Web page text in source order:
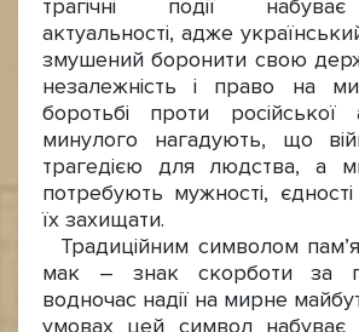
трагічні події
актуальності, адже
змушений боронити свою
незалежність і право на
боротьбі проти російської
минулого нагадують, що
трагедією для людства, а
потребують мужності, єдності
їх захищати.
Традиційним символом
мак – знак скорботи за
водночас надії на мирне
умовах цей символ